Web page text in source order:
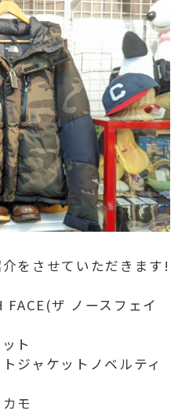
をさせていただきます!
ザ ノースフェイ
ト
ャケットノベルティ
モ